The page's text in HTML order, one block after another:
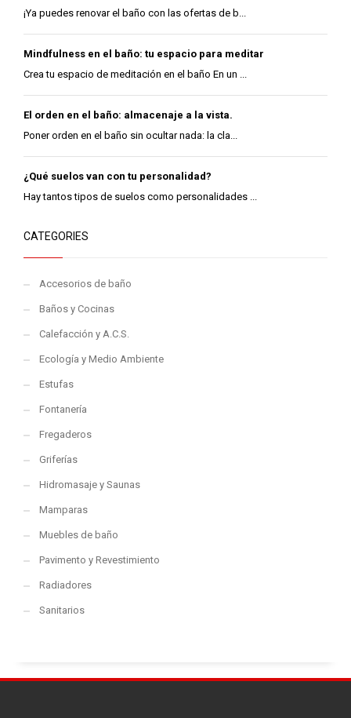
¡Ya puedes renovar el baño con las ofertas de b...
Mindfulness en el baño: tu espacio para meditar
Crea tu espacio de meditación en el baño En un ...
El orden en el baño: almacenaje a la vista.
Poner orden en el baño sin ocultar nada: la cla...
¿Qué suelos van con tu personalidad?
Hay tantos tipos de suelos como personalidades ...
CATEGORIES
Accesorios de baño
Baños y Cocinas
Calefacción y A.C.S.
Ecología y Medio Ambiente
Estufas
Fontanería
Fregaderos
Griferías
Hidromasaje y Saunas
Mamparas
Muebles de baño
Pavimento y Revestimiento
Radiadores
Sanitarios